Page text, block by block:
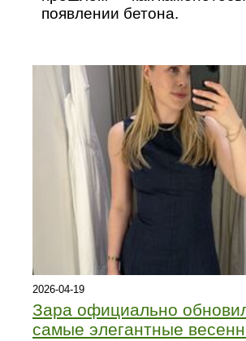
появлении бетона.
2026-04-19
Зара официально
самые элегантные